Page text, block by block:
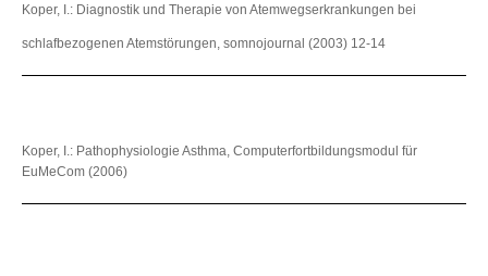
Koper, I.: Diagnostik und Therapie von Atemwegserkrankungen bei
schlafbezogenen Atemstörungen, somnojournal (2003) 12-14
Koper, I.: Pathophysiologie Asthma, Computerfortbildungsmodul für
EuMeCom (2006)